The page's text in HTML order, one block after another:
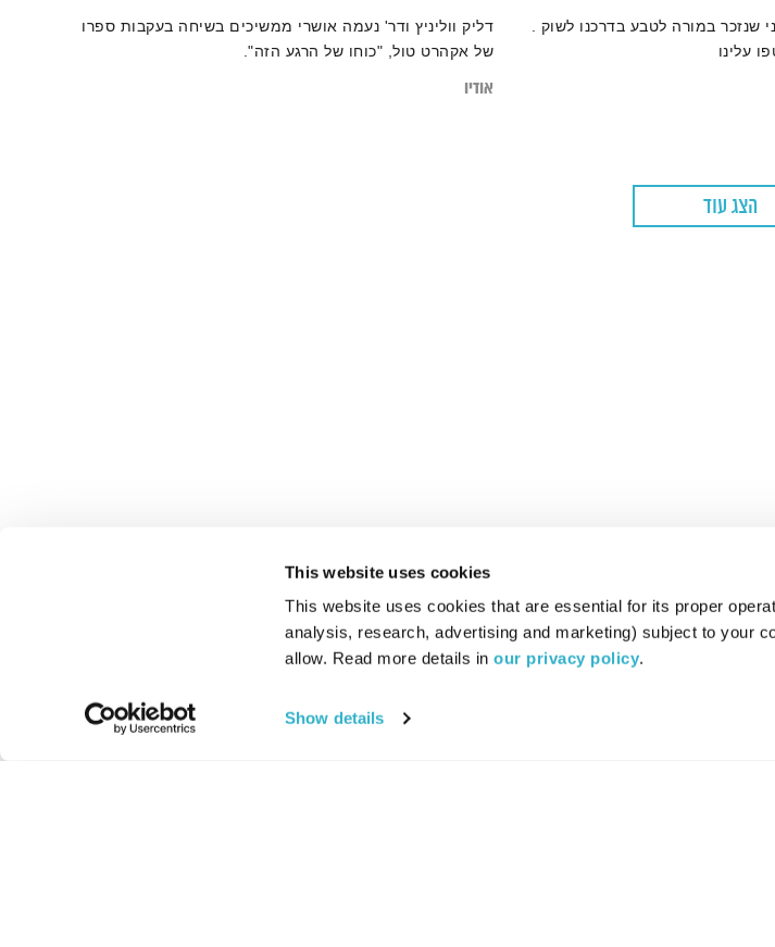
This website uses cookies
This website uses cookies that are essential for its proper
analysis, research, advertising and marketing) subject to your
allow. Read more details in our privacy policy.
Show details
שנזכר במורה לטבע בדרכנו לשוק .
עלינו
דליק ווליניץ ודר' נעמה אושרי ממשיכים בשיחה בעקבות ספרו
של אקהרט טול, "כוחו של הרגע הזה".
אודיו
הצג עוד